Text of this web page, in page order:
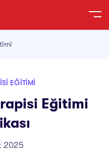
EĞITIMI
Eğitimi
2025